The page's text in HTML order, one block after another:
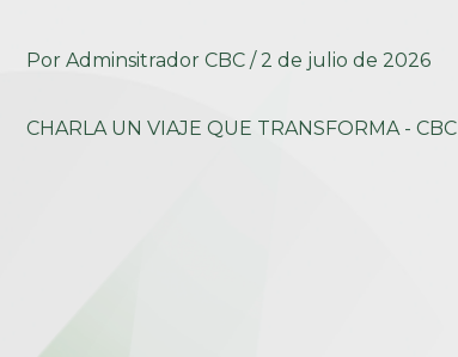
Por Adminsitrador CBC / 2 de julio de 2026
CHARLA UN VIAJE QUE TRANSFORMA - CBC